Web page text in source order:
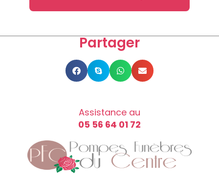
Partager
Assistance au
05 56 64 01 72